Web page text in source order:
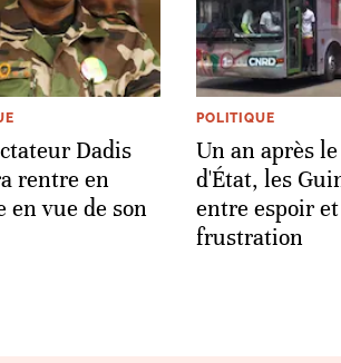
Dadis
rentre en
en vue de son
POLITIQUE
Un an après
d'État, les
entre espoir et
frustration